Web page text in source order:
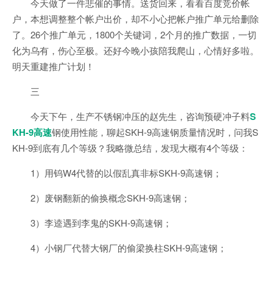
今天做了一件悲催的事情。送货回来，看看百度竞价帐
户，本想调整整个帐户出价，却不小心把帐户推广单元给删除
了。26个推广单元，1800个关键词，2个月的推广数据，一切
化为乌有，伤心至极。还好今晚小孩陪我爬山，心情好多啦。
明天重建推广计划！
三
今天下午，生产不锈钢冲压的赵先生，咨询预硬冲子料S
KH-9高速钢使用性能，聊起SKH-9高速钢质量情况时，问我S
KH-9到底有几个等级？我略微总结，发现大概有4个等级：
1）用钨W4代替的以假乱真非标SKH-9高速钢；
2）废钢翻新的偷换概念SKH-9高速钢；
3）李逵遇到李鬼的SKH-9高速钢；
4）小钢厂代替大钢厂的偷梁换柱SKH-9高速钢；